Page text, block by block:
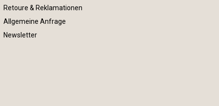
Retoure & Reklamationen
Allgemeine Anfrage
Newsletter